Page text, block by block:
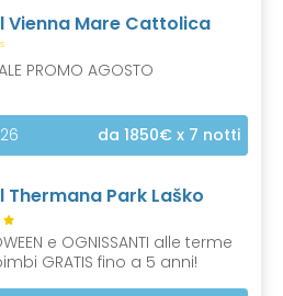
Vienna Mare Cattolica
S
PROMO AGOSTO
da 1850€ x 7 notti
Thermana Park Laško
e OGNISSANTI alle terme
GRATIS fino a 5 anni!